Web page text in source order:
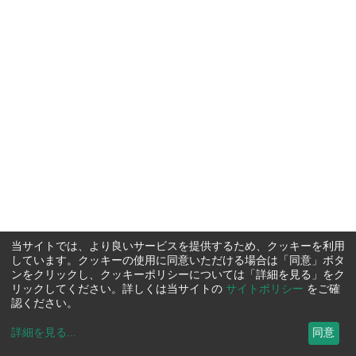
当サイトでは、より良いサービスを提供するため、クッキーを利用
しています。クッキーの使用に同意いただける場合は「同意」ボタ
ンをクリックし、クッキーポリシーについては「詳細を見る」をク
リックしてください。詳しくは当サイトの サイトポリシー をご確
認ください。
詳細を見る ... 同意